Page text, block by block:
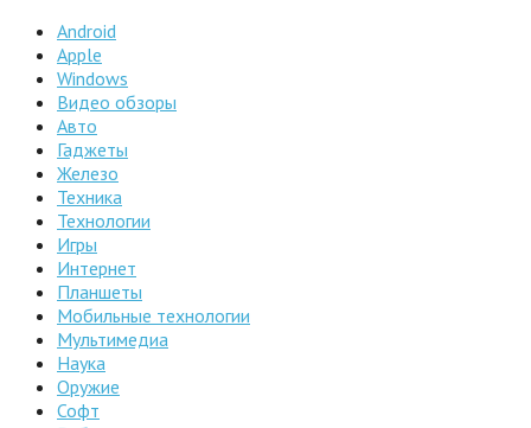
Android
Apple
Windows
Видео обзоры
Авто
Гаджеты
Железо
Техника
Технологии
Игры
Интернет
Планшеты
Мобильные технологии
Мультимедиа
Наука
Оружие
Софт